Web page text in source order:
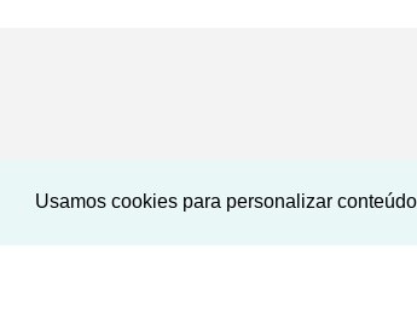
Usamos cookies para personalizar